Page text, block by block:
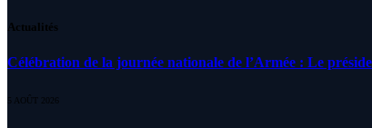
Actualités
Célébration de la journée nationale de l’Armée : Le
5 AOÛT 2026